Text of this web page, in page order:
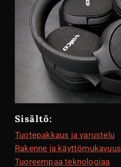
Sisältö:
Tuotepakkaus ja varustelu
Rakenne ja käyttömukavuus
Tuoreempaa teknologiaa